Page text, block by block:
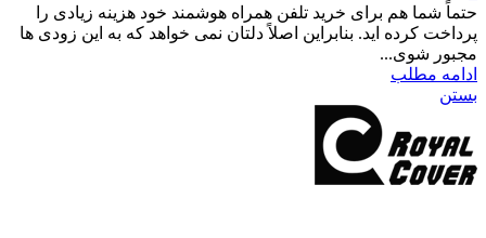
هم برای خرید تلفن همراه هوشمند خود هزینه زیادی را
اید. بنابراین اصلاً دلتان نمی خواهد که به این زودی ها